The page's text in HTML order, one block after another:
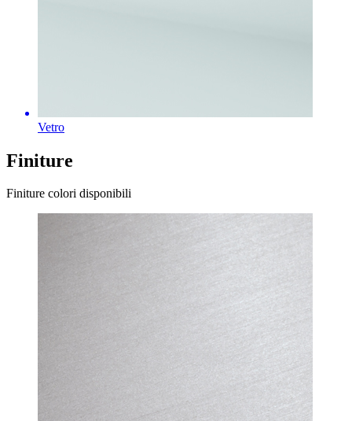
Vetro
Finiture
Finiture colori disponibili